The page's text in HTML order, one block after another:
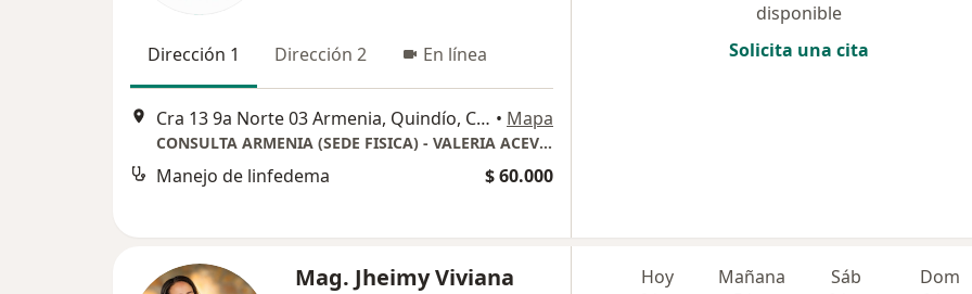
Dirección 1 Dirección 2 En línea
Cra 13 9a Norte 03 Armenia, Quindío, Colombia, Armenia • Mapa
CONSULTA ARMENIA (SEDE FISICA) - VALERIA ACEVEDO
Manejo de linfedema $ 60.000
disponible
Solicita una cita
Mag. Jheimy Viviana
Hoy Mañana Sáb Dom